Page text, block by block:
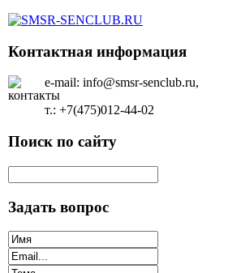
Контактная информация
e-mail: info@smsr-senclub.ru,
т.: +7(475)012-44-02
Поиск по сайту
Задать вопрос